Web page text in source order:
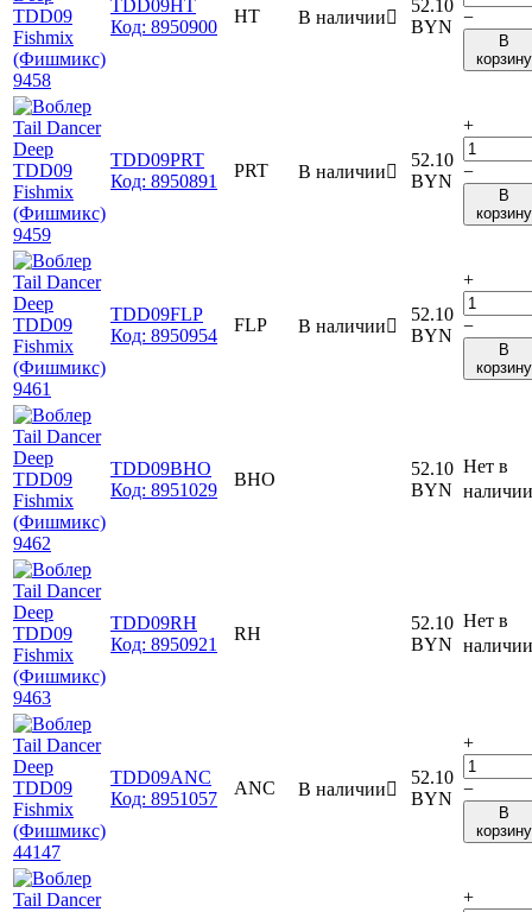
TDD09HT
Код: 8950900
HT В наличии
52.10
BYN −
В
корзину
TDD09PRT
Код: 8950891
PRT В наличии
52.10
BYN
+
−
В
корзину
TDD09FLP
Код: 8950954
FLP В наличии
52.10
BYN
+
−
В
корзину
TDD09BHO
Код: 8951029
BHO
52.10
BYN
Нет в
наличии
TDD09RH
Код: 8950921
RH
52.10
BYN
Нет в
наличии
TDD09ANC
Код: 8951057
ANC В наличии
52.10
BYN
+
−
В
корзину
+